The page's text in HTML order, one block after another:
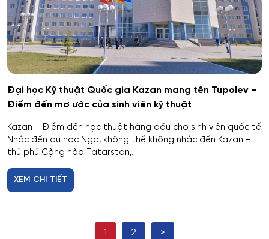
Hệ thống cấp nhiệt & điện cho thiết bị – cơ sở quân
sự kỹ thuật
Hệ thống dẫn đường và định vị
Hệ thống không gian và tên lửa
Hệ thống kỹ thuật radar đặc chủng
Hệ thống kỹ thuật tổ chức – kỹ thuật đặc thù
Hệ thống Làm lạnh, Thiết bị đông lạnh, Điều hòa
Hệ thống phân tích và bảo mật thông tin
Đại học Kỹ thuật Quốc gia Kazan mang tên Tupolev –
Điểm đến mơ ước của sinh viên kỹ thuật
Kazan – Điểm đến học thuật hàng đầu cho sinh viên quốc tế
Nhắc đến du học Nga, không thể không nhắc đến Kazan –
thủ phủ Cộng hòa Tatarstan,...
XEM CHI TIẾT
1 2 >